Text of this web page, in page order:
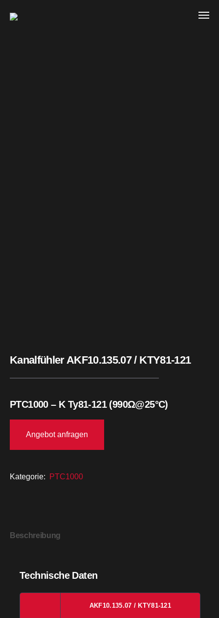
Kanalfühler AKF10.135.07 / KTY81-121
PTC1000 – K Ty81-121 (990Ω@25°C)
Angebot anfragen
Kategorie: PTC1000
Beschreibung
Technische Daten
AKF10.135.07 / KTY81-121